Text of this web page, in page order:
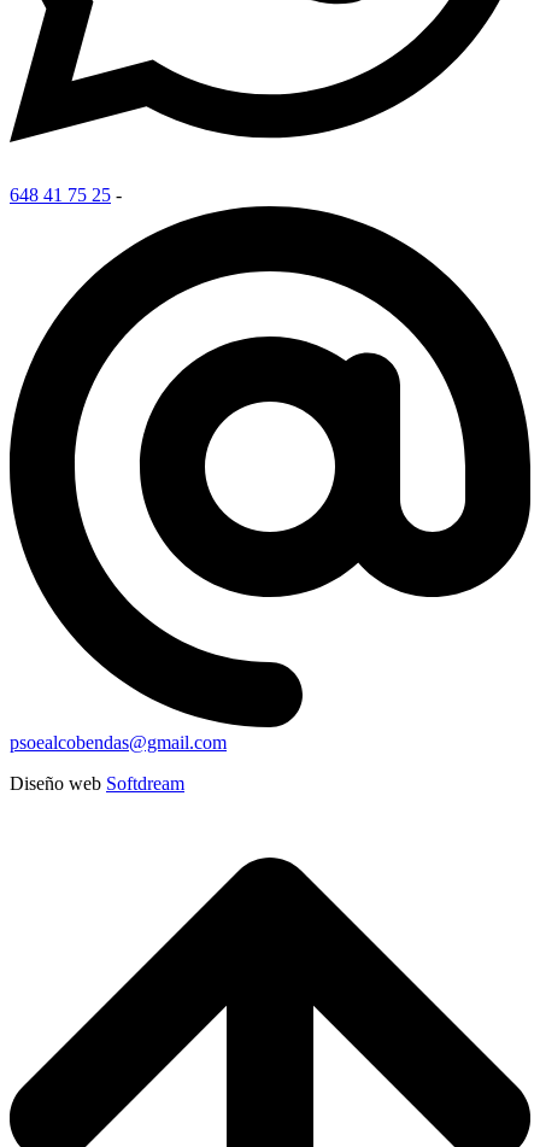
648 41 75 25 -
psoealcobendas@gmail.com
Diseño web Softdream